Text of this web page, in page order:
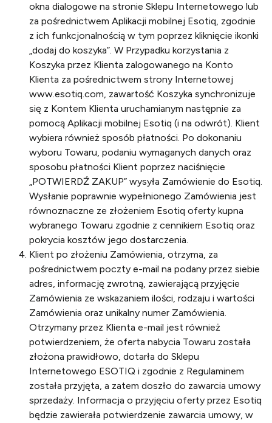
okna dialogowe na stronie Sklepu Internetowego lub
za pośrednictwem Aplikacji mobilnej Esotiq, zgodnie
z ich funkcjonalnością w tym poprzez kliknięcie ikonki
„dodaj do koszyka”. W Przypadku korzystania z
Koszyka przez Klienta zalogowanego na Konto
Klienta za pośrednictwem strony Internetowej
www.esotiq.com, zawartość Koszyka synchronizuje
się z Kontem Klienta uruchamianym następnie za
pomocą Aplikacji mobilnej Esotiq (i na odwrót). Klient
wybiera również sposób płatności. Po dokonaniu
wyboru Towaru, podaniu wymaganych danych oraz
sposobu płatności Klient poprzez naciśnięcie
„POTWIERDŹ ZAKUP” wysyła Zamówienie do Esotiq.
Wysłanie poprawnie wypełnionego Zamówienia jest
równoznaczne ze złożeniem Esotiq oferty kupna
wybranego Towaru zgodnie z cennikiem Esotiq oraz
pokrycia kosztów jego dostarczenia.
Klient po złożeniu Zamówienia, otrzyma, za
pośrednictwem poczty e-mail na podany przez siebie
adres, informację zwrotną, zawierającą przyjęcie
Zamówienia ze wskazaniem ilości, rodzaju i wartości
Zamówienia oraz unikalny numer Zamówienia.
Otrzymany przez Klienta e-mail jest również
potwierdzeniem, że oferta nabycia Towaru została
złożona prawidłowo, dotarła do Sklepu
Internetowego ESOTIQ i zgodnie z Regulaminem
została przyjęta, a zatem doszło do zawarcia umowy
sprzedaży. Informacja o przyjęciu oferty przez Esotiq
będzie zawierała potwierdzenie zawarcia umowy, w